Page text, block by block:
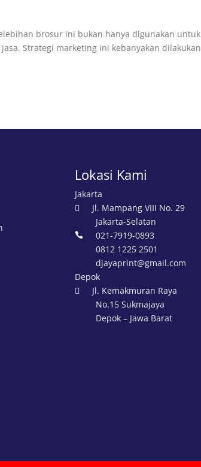
brosur ini bukan hanya digunakan untuk
Strategi marketing ini kebanyakan dilakukan
Lokasi Kami
Jakarta

Jl. Mampang VIII No. 29
Jakarta-Selatan

021-7919-0893
0812 1225 2501
djayaprint@gmail.com
Depok

Jl. Kemakmuran Raya
No.15 Sukmajaya
Depok – Jawa Barat